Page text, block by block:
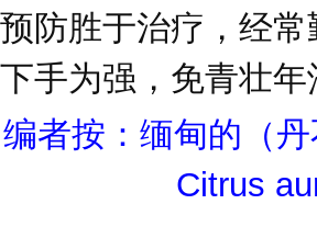
预防胜于治疗，经
下手为强，免青壮
编者按：缅甸的（
Citrus